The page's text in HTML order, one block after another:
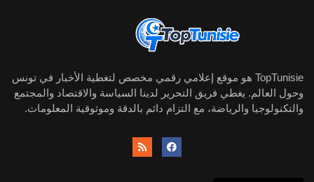
TopTunisie هو موقع إعلامي رقمي مخصص لتغطية الأخبار في تونس
وحول العالم. يغطي فريق التحرير لدينا السياسة والاقتصاد والمجتمع
والتكنولوجيا والرياضة، مع التزام دائم بالدقة وموثوقية المعلومات.